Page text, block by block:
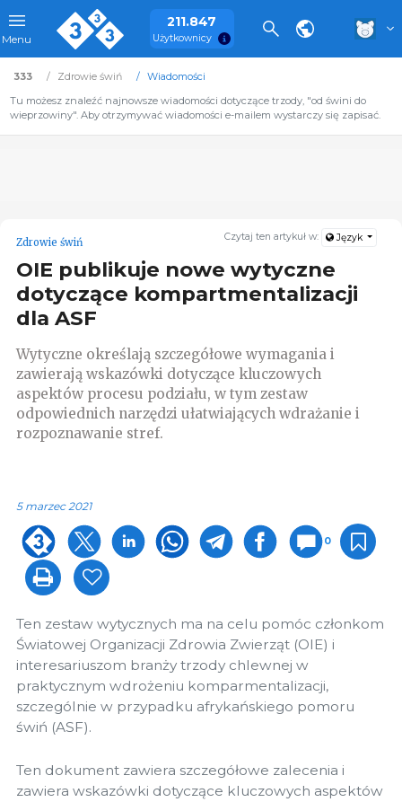
Menu
211.847
Użytkownicy
333 Zdrowie świń
Wiadomości
Tu możesz znaleźć najnowsze wiadomości dotyczące trzody, "od świni do
wieprzowiny". Aby otrzymywać wiadomości e-mailem wystarczy się zapisać.
Czytaj ten artykuł w: Język
Zdrowie świń
OIE publikuje nowe wytyczne
dotyczące kompartmentalizacji
dla ASF
Wytyczne określają szczegółowe wymagania i
zawierają wskazówki dotyczące kluczowych
aspektów procesu podziału, w tym zestaw
odpowiednich narzędzi ułatwiających wdrażanie i
rozpoznawanie stref.
5 marzec 2021
0
Ten zestaw wytycznych ma na celu pomóc członkom
Światowej Organizacji Zdrowia Zwierząt (OIE) i
interesariuszom branży trzody chlewnej w
praktycznym wdrożeniu komparmentalizacji,
szczególnie w przypadku afrykańskiego pomoru
świń (ASF).
Ten dokument zawiera szczegółowe zalecenia i
zawiera wskazówki dotyczące kluczowych aspektów